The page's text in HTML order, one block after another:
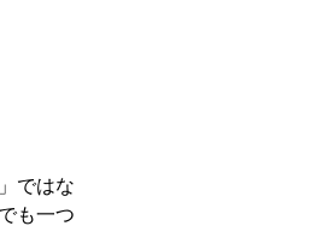
ではな
も一つ